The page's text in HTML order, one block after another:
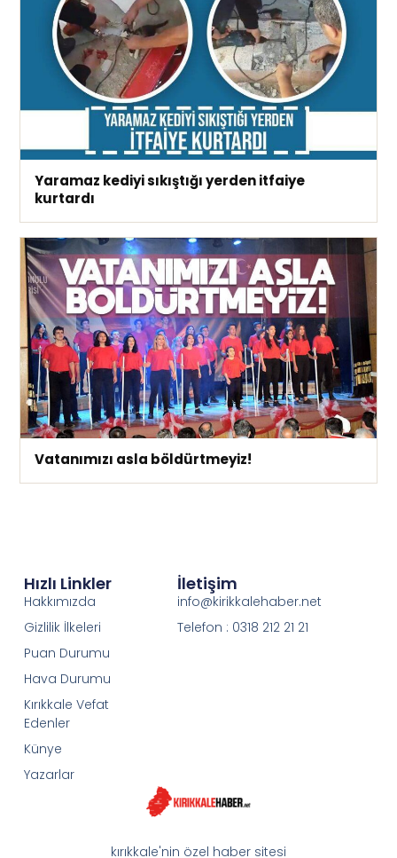
Yaramaz kediyi sıkıştığı yerden itfaiye
kurtardı
Vatanımızı asla böldürtmeyiz!
kırıkkale'nin özel haber sitesi
Hızlı Linkler
Hakkımızda
Gizlilik İlkeleri
Puan Durumu
Hava Durumu
Kırıkkale Vefat
Edenler
Künye
Yazarlar
İletişim
info@kirikkalehaber.net
Telefon : 0318 212 21 21